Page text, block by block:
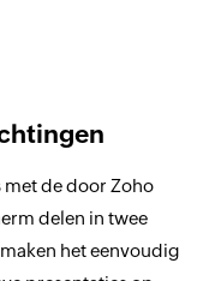
de door Zoho
delen in twee
het eenvoudig